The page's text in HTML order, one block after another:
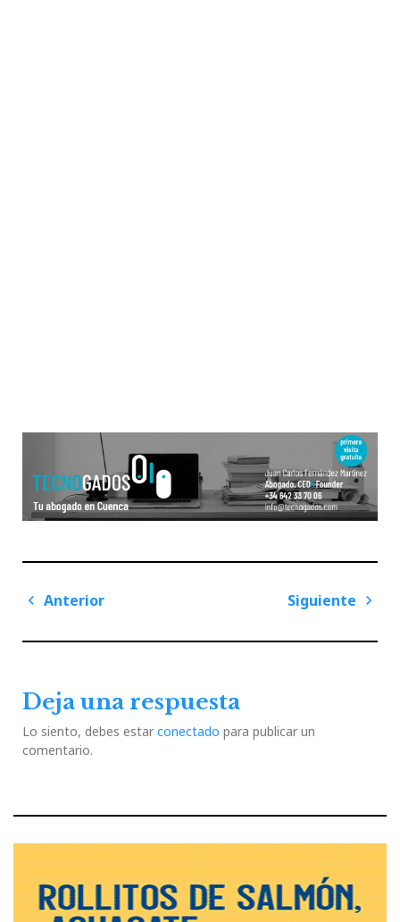
Navegación
entradas
Anterior
Siguiente
Deja una respuesta
Lo siento, debes estar conectado para publicar un
comentario.